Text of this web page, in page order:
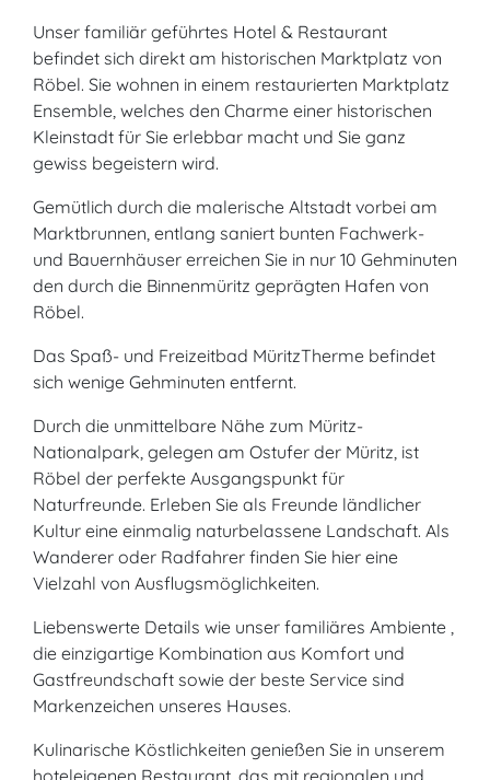
Unser familiär geführtes Hotel & Restaurant
befindet sich direkt am historischen Marktplatz von
Röbel. Sie wohnen in einem restaurierten Marktplatz
Ensemble, welches den Charme einer historischen
Kleinstadt für Sie erlebbar macht und Sie ganz
gewiss begeistern wird.
Gemütlich durch die malerische Altstadt vorbei am
Marktbrunnen, entlang saniert bunten Fachwerk-
und Bauernhäuser erreichen Sie in nur 10 Gehminuten
den durch die Binnenmüritz geprägten Hafen von
Röbel.
Das Spaß- und Freizeitbad MüritzTherme befindet
sich wenige Gehminuten entfernt.
Durch die unmittelbare Nähe zum Müritz-
Nationalpark, gelegen am Ostufer der Müritz, ist
Röbel der perfekte Ausgangspunkt für
Naturfreunde. Erleben Sie als Freunde ländlicher
Kultur eine einmalig naturbelassene Landschaft. Als
Wanderer oder Radfahrer finden Sie hier eine
Vielzahl von Ausflugsmöglichkeiten.
Liebenswerte Details wie unser familiäres Ambiente ,
die einzigartige Kombination aus Komfort und
Gastfreundschaft sowie der beste Service sind
Markenzeichen unseres Hauses.
Kulinarische Köstlichkeiten genießen Sie in unserem
hoteleigenen Restaurant, das mit regionalen und